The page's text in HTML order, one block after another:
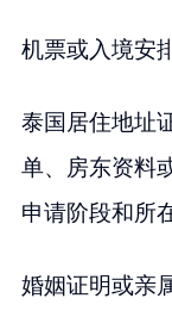
机票或入境安
泰国居住地址
单、房东资料
申请阶段和所
婚姻证明或亲